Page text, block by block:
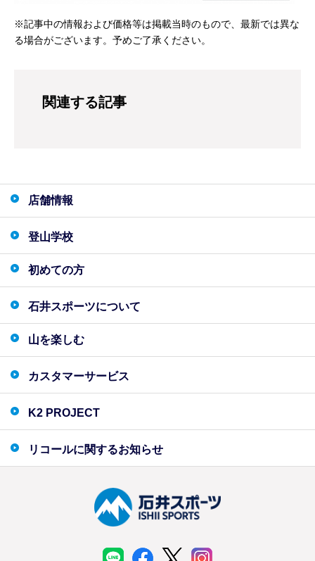
※記事中の情報および価格等は掲載当時のもので、最新では異な
る場合がございます。予めご了承ください。
関連する記事
店舗情報
登山学校
初めての方
石井スポーツについて
山を楽しむ
カスタマーサービス
K2 PROJECT
リコールに関するお知らせ